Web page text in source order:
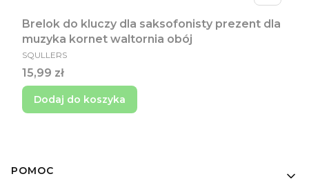
Brelok do kluczy dla saksofonisty prezent dla
muzyka kornet waltornia obój
PRODUCENT
SQULLERS
Cena
15,99 zł
Dodaj do koszyka
Linki w stopce
POMOC